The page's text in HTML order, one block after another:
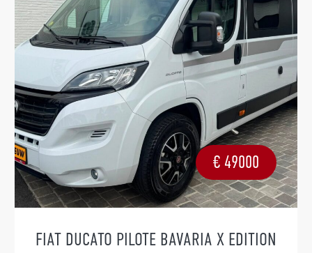
€ 49000
FIAT DUCATO PILOTE BAVARIA X EDITION